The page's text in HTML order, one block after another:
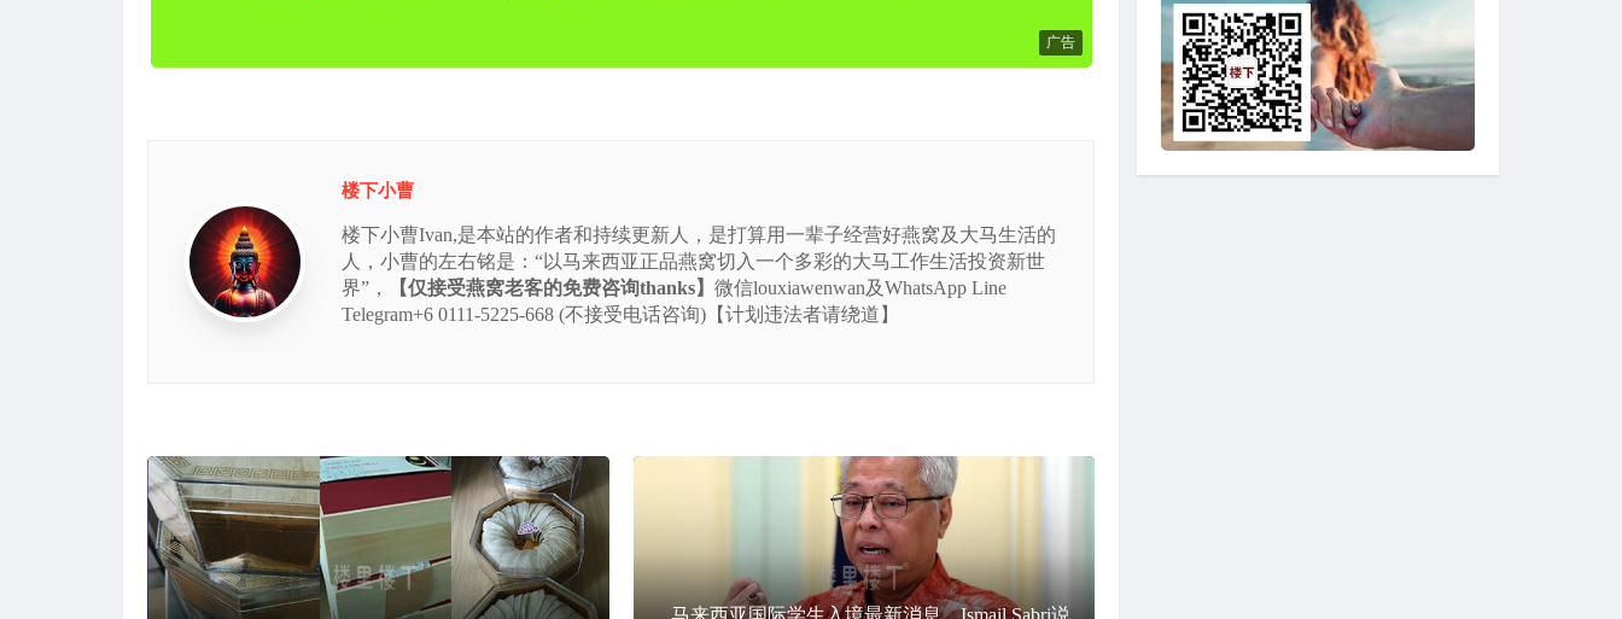
广告
楼下小曹
楼下小曹Ivan,是本站的作者和持续更新人，是打算用一辈子经营好燕窝及大马生活的
人，小曹的左右铭是：“以马来西亚正品燕窝切入一个多彩的大马工作生活投资新世
界”，
【仅接受燕窝老客的免费咨询thanks】 微信louxiawenwan及WhatsApp Line
Telegram+6 0111-5225-668 (不接受电话咨询)【计划违法者请绕道】
马来西亚国际学生入境最新消息，Ismail Sabri说